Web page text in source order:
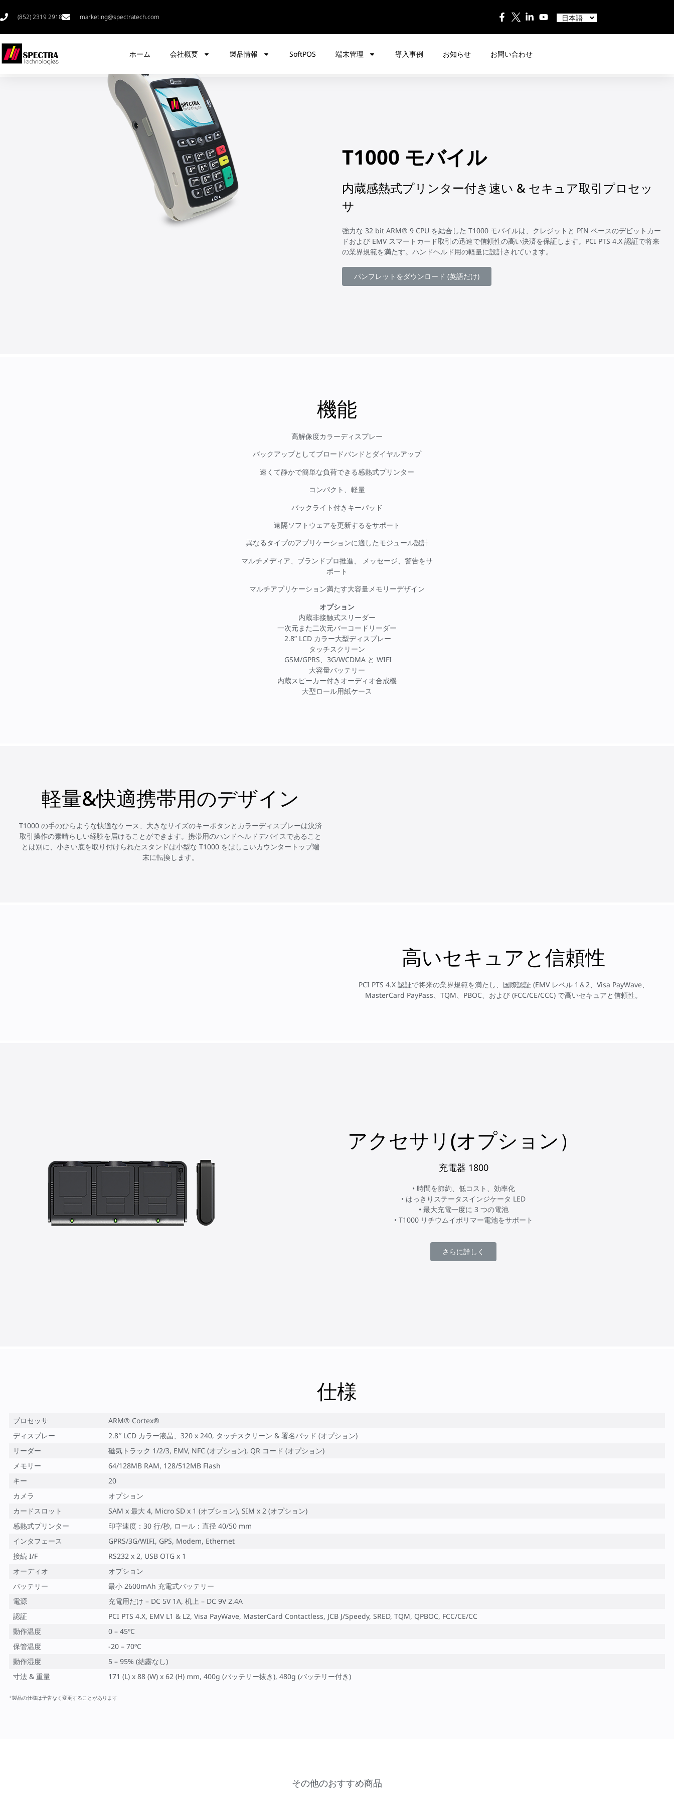
(852) 2319 2918 marketing@spectratech.com 日本語
Español
ホーム 会社概要 製品情報 SoftPOS 端末管理 導入事例 お知らせ お問い合わせ
T1000 モバイル
内蔵感熱式プリンター付き速い & セキュア取引プロセッ
サ
強力な 32 bit ARM® 9 CPU を結合した T1000 モバイルは、クレジットと PIN ベースのデビットカー
ドおよび EMV スマートカード取引の迅速で信頼性の高い決済を保証します。PCI PTS 4.X 認証で将来
の業界規範を満たす。ハンドヘルド用の軽量に設計されています。
パンフレットをダウンロード (英語だけ)
機能
高解像度カラーディスプレー
バックアップとしてブロードバンドとダイヤルアップ
速くて静かで簡単な負荷できる感熱式プリンター
コンパクト、軽量
バックライト付きキーパッド
遠隔ソフトウェアを更新するをサポート
異なるタイプのアプリケーションに適したモジュール設計
マルチメディア、ブランドプロ推進、 メッセージ、警告をサ
ポート
マルチアプリケーション満たす大容量メモリーデザイン
オプション
内蔵非接触式スリーダー
一次元また二次元バーコードリーダー
2.8” LCD カラー大型ディスプレー
タッチスクリーン
GSM/GPRS、3G/WCDMA と WIFI
大容量バッテリー
内蔵スピーカー付きオーディオ合成機
大型ロール用紙ケース
軽量&快適携帯用のデザイン
T1000 の手のひらような快適なケース、大きなサイズのキーボタンとカラーディスプレーは決済
取引操作の素晴らしい経験を届けることができます。携帯用のハンドヘルドデバイスであること
とは別に、小さい底を取り付けられたスタンドは小型な T1000 をはしこいカウンタートップ端
末に転換します。
高いセキュアと信頼性
PCI PTS 4.X 認証で将来の業界規範を満たし、国際認証 (EMV レベル 1＆2、Visa PayWave、
MasterCard PayPass、TQM、PBOC、および (FCC/CE/CCC) で高いセキュアと信頼性。
アクセサリ(オプション）
充電器 1800
• 時間を節約、低コスト、効率化
• はっきりステータスインジケータ LED
• 最大充電一度に 3 つの電池
• T1000 リチウムイポリマー電池をサポート
さらに詳しく
仕様
プロセッサ
ARM® Cortex®
ディスプレー
2.8″ LCD カラー液晶、320 x 240, タッチスクリーン & 署名パッド (オプション)
リーダー
磁気トラック 1/2/3, EMV, NFC (オプション), QR コード (オプション)
メモリー
64/128MB RAM, 128/512MB Flash
キー
20
カメラ
オプション
カードスロット
SAM x 最大 4, Micro SD x 1 (オプション), SIM x 2 (オプション)
感熱式プリンター
印字速度：30 行/秒, ロール：直径 40/50 mm
インタフェース
GPRS/3G/WIFI, GPS, Modem, Ethernet
接続 I/F
RS232 x 2, USB OTG x 1
オーディオ
オプション
バッテリー
最小 2600mAh 充電式バッテリー
電源
充電用だけ – DC 5V 1A, 机上 – DC 9V 2.4A
認証
PCI PTS 4.X, EMV L1 & L2, Visa PayWave, MasterCard Contactless, JCB J/Speedy, SRED, TQM, QPBOC, FCC/CE/CC
動作温度
0 – 45ºC
保管温度
-20 – 70ºC
動作湿度
5 – 95% (結露なし)
寸法 & 重量
171 (L) x 88 (W) x 62 (H) mm, 400g (バッテリー抜き), 480g (バッテリー付き)
*製品の仕様は予告なく変更することがあります
その他のおすすめ商品